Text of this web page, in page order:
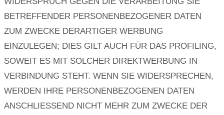
BETREFFENDER PERSONENBEZOGENER DATEN
ZUM ZWECKE DERARTIGER WERBUNG
EINZULEGEN; DIES GILT AUCH FÜR DAS PROFILING,
SOWEIT ES MIT SOLCHER DIREKTWERBUNG IN
VERBINDUNG STEHT. WENN SIE WIDERSPRECHEN,
WERDEN IHRE PERSONENBEZOGENEN DATEN
ANSCHLIESSEND NICHT MEHR ZUM ZWECKE DER